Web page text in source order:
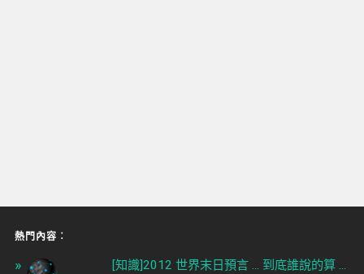
熱門內容︰
[知識]2012 世界末日預言 ... 到底誰說的算 ...